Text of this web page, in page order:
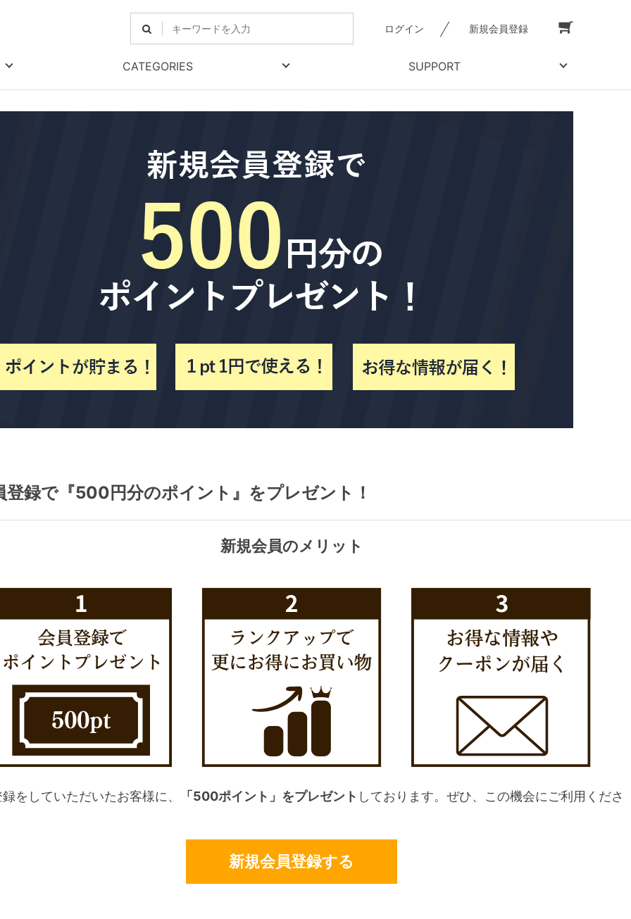
ログイン 新規会員登録
CATEGORIES SUPPORT
登録で『500円分のポイント』をプレゼント！
新規会員のメリット
をしていただいたお客様に、 「500ポイント」をプレゼント しております。ぜひ、この機会にご利用くださ
新規会員登録する